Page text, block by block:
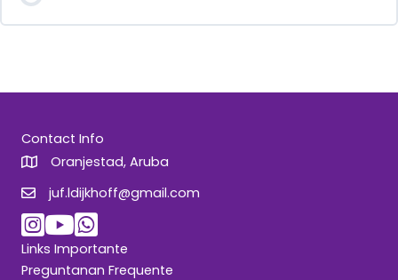
Contact Info
Oranjestad, Aruba
juf.ldijkhoff@gmail.com
juf.ldijkhoff@gmail.com
Links Importante
Preguntanan Frequente